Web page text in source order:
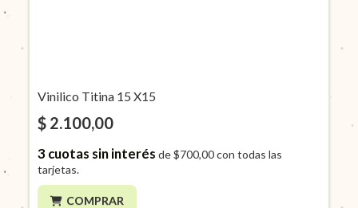
Vinilico Titina 15 X15
$ 2.100,00
3cuotas sin interés de$700,00con todas las
tarjetas.
COMPRAR